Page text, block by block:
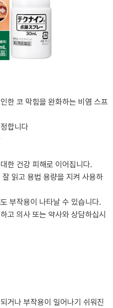
한 코 막힘을 완화하는 비염 스프
합니다
한 건강 피해로 이어집니다.
읽고 용법 용량을 지켜 사용하
부작용이 나타날 수 있습니다.
고 의사 또는 약사와 상담하십시
거나 부작용이 일어나기 쉬워진